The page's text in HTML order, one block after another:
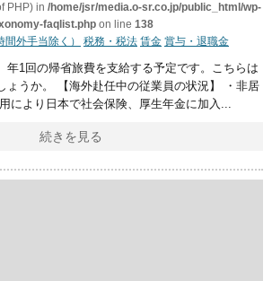
PHP) in /home/jsr/media.o-sr.co.jp/public_html/wp-
faqlist.php on line 138
間外手当除く） 税務・税法 賃金 賞与・退職金
年1回の帰省旅費を支給する予定です。こちらは
ょうか。 【海外赴任中の従業員の状況】 ・非居
により日本で社会保険、厚生年金に加入
続きを見る